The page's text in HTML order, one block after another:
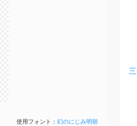
使用フォント： 幻のにじみ明朝